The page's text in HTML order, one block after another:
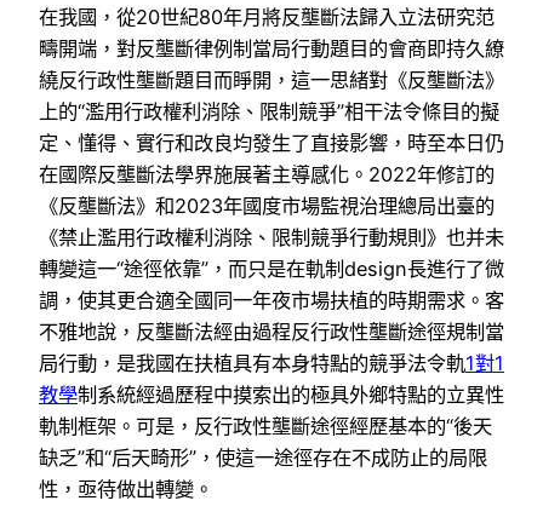
在我國，從20世紀80年月將反壟斷法歸入立法研究范
疇開端，對反壟斷律例制當局行動題目的會商即持久繚
繞反行政性壟斷題目而睜開，這一思緒對《反壟斷法》
上的“濫用行政權利消除、限制競爭”相干法令條目的擬
定、懂得、實行和改良均發生了直接影響，時至本日仍
在國際反壟斷法學界施展著主導感化。2022年修訂的
《反壟斷法》和2023年國度市場監視治理總局出臺的
《禁止濫用行政權利消除、限制競爭行動規則》也并未
轉變這一“途徑依靠”，而只是在軌制design長進行了微
調，使其更合適全國同一年夜市場扶植的時期需求。客
不雅地說，反壟斷法經由過程反行政性壟斷途徑規制當
局行動，是我國在扶植具有本身特點的競爭法令軌1對1
教學制系統經過歷程中摸索出的極具外鄉特點的立異性
軌制框架。可是，反行政性壟斷途徑經歷基本的“後天
缺乏”和“后天畸形”，使這一途徑存在不成防止的局限
性，亟待做出轉變。